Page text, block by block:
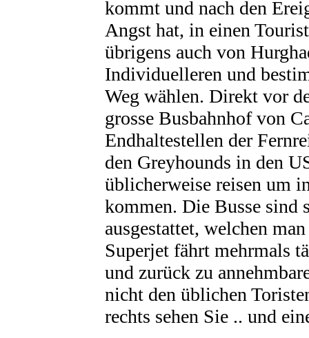
kommt und nach den
Angst hat, in einen
übrigens auch von
Individuelleren und
Weg wählen. Direkt vor
grosse Busbahnhof von
Endhaltestellen der
den Greyhounds in den
üblicherweise reisen um
kommen. Die Busse sind
ausgestattet, welchen
Superjet fährt mehrmals
und zurück zu
nicht den üblichen
rechts sehen Sie .. und